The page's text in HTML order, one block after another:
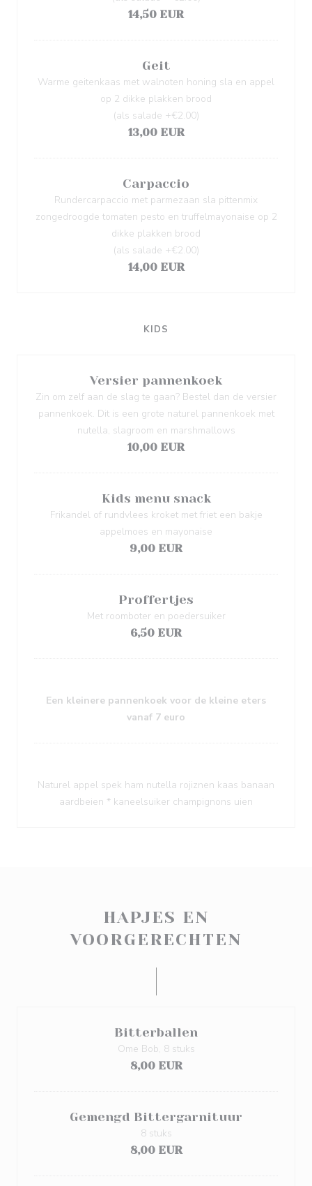
14,50 EUR
Geit
Warme geitenkaas met walnoten honing sla en appel
op 2 dikke plakken brood
(als salade +€2.00)
13,00 EUR
Carpaccio
Rundercarpaccio met parmezaan sla pittenmix
zongedroogde tomaten pesto en truffelmayonaise op 2
dikke plakken brood
(als salade +€2.00)
14,00 EUR
KIDS
Versier pannenkoek
Zin om zelf aan de slag te gaan? Bestel dan de versier
pannenkoek. Dit is een grote naturel pannenkoek met
nutella, slagroom en marshmallows
10,00 EUR
Kids menu snack
Frikandel of rundvlees kroket met friet een bakje
appelmoes en mayonaise
9,00 EUR
Proffertjes
Met roomboter en poedersuiker
6,50 EUR
Een kleinere pannenkoek voor de kleine eters
vanaf 7 euro
Naturel appel spek ham nutella rojiznen kaas banaan
aardbeien * kaneelsuiker champignons uien
HAPJES EN
VOORGERECHTEN
Bitterballen
Ome Bob, 8 stuks
8,00 EUR
Gemengd Bittergarnituur
8 stuks
8,00 EUR